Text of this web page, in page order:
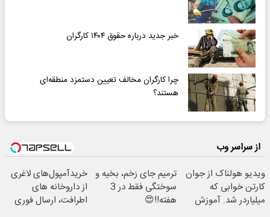
خبر جدید درباره حقوق ۱۴۰۴ کارگران
چرا کارگران مخالف تعیین دستمزد منطقه‌ای
هستند؟
از سراسر وب
ویدیو هولناک از جوان
کارتن خوابی که
میلیاردر شد. آموزش
ترمیم جای زخم، بخیه و
سوختگی فقط در 3
هفته!!😍
خریدآمپول‌های لاغری
از داروخانه های
اطرافت، ارسال فوری